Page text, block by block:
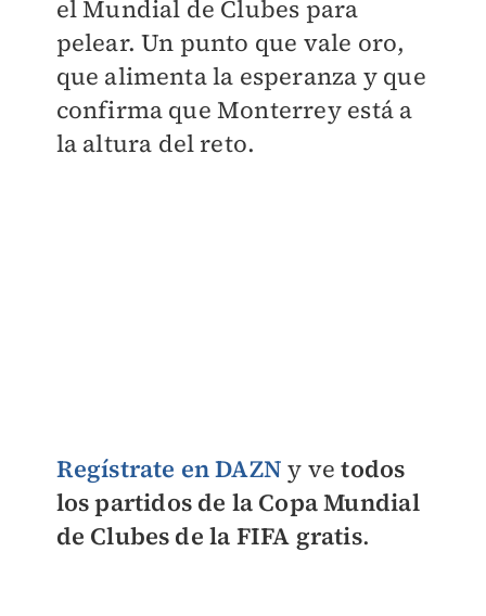
el Mundial de Clubes para
pelear. Un punto que vale oro,
que alimenta la esperanza y que
confirma que Monterrey está a
la altura del reto.
Regístrate en DAZN y vetodos
los partidos de la Copa Mundial
de Clubes de la FIFA gratis.